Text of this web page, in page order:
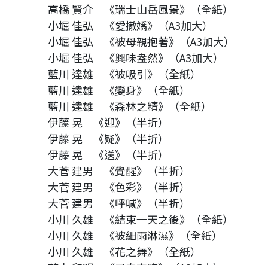
高橋 賢介 《瑞士山岳風景》（全紙）
小堀 佳弘 《愛撒嬌》（A3加大）
小堀 佳弘 《被母親抱著》（A3加大）
小堀 佳弘 《興味盎然》（A3加大）
藍川 達雄 《被吸引》（全紙）
藍川 達雄 《變身》（全紙）
藍川 達雄 《森林之精》（全紙）
伊藤 晃 《迎》（半折）
伊藤 晃 《疑》（半折）
伊藤 晃 《送》（半折）
大菅 建男 《覺醒》（半折）
大菅 建男 《色彩》（半折）
大菅 建男 《呼喊》（半折）
小川 久雄 《結束一天之後》（全紙）
小川 久雄 《被細雨淋濕》（全紙）
小川 久雄 《花之舞》（全紙）